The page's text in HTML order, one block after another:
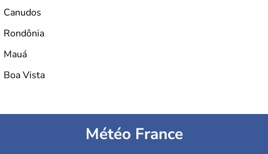
Canudos
Rondônia
Mauá
Boa Vista
Météo France